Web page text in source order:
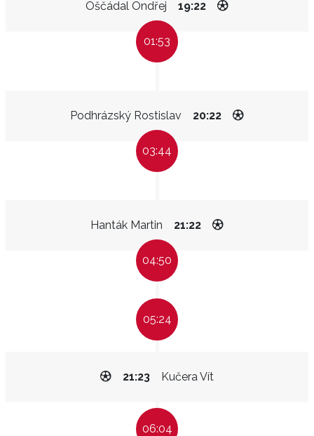
Oščádal Ondřej 19:22
01:53
Podhrázský Rostislav 20:22
03:44
Hanták Martin 21:22
04:50
05:24
Kučera Vít
21:23
06:04